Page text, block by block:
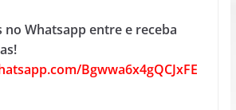
no Whatsapp entre e receba
Bgwwa6x4gQCJxFE